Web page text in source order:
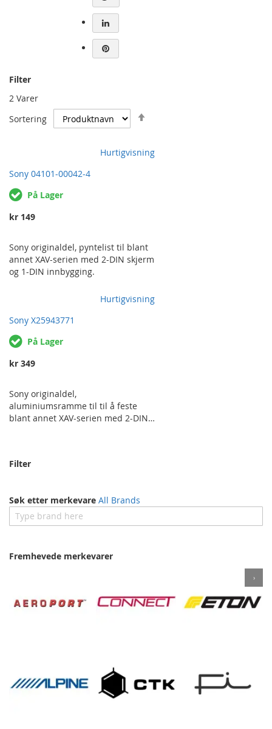
Filter
2 Varer
Sortering
Hurtigvisning
Sony 04101-00042-4
På Lager
kr 149
Sony originaldel, pyntelist til blant
annet XAV-serien med 2-DIN skjerm
og 1-DIN innbygging.
Hurtigvisning
Sony X25943771
På Lager
kr 349
Sony originaldel,
aluminiumsramme til til å feste
blant annet XAV-serien med 2-DIN
Filter
Søk etter merkevare All Brands
Fremhevede merkevarer
›